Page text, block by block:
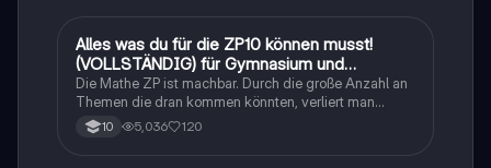
Mathe
Alles was du für die ZP10 können musst!
(VOLLSTÄNDIG) für Gymnasium und
Realschule
Die Mathe ZP ist machbar. Durch die große Anzahl an
Themen die dran kommen könnten, verliert man
schnell den Überblick. Also habe ich von den kleinsten
Themen bis hin zu den größten alles
10 5,036 120